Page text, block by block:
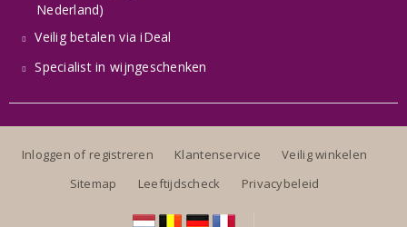
Nederland)
Veilig betalen via iDeal
Specialist in wijngeschenken
Inloggen of registreren Klantenservice
Veilig winkelen
Sitemap
Leeftijdscheck Privacybeleid